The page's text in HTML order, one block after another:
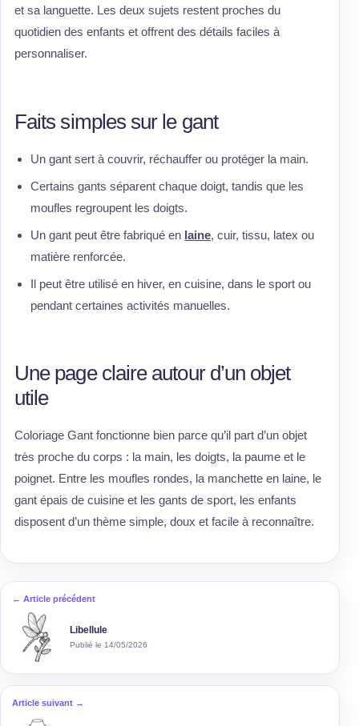
et sa languette. Les deux sujets restent proches du
quotidien des enfants et offrent des détails faciles à
personnaliser.
Faits simples sur le gant
Un gant sert à couvrir, réchauffer ou protéger la main.
Certains gants séparent chaque doigt, tandis que les
moufles regroupent les doigts.
Un gant peut être fabriqué en laine, cuir, tissu, latex ou
matière renforcée.
Il peut être utilisé en hiver, en cuisine, dans le sport ou
pendant certaines activités manuelles.
Une page claire autour d’un objet
utile
Coloriage Gant fonctionne bien parce qu’il part d’un objet
très proche du corps : la main, les doigts, la paume et le
poignet. Entre les moufles rondes, la manchette en laine, le
gant épais de cuisine et les gants de sport, les enfants
disposent d’un thème simple, doux et facile à reconnaître.
← Article précédent
Libellule
Publié le 14/05/2026
Article suivant →